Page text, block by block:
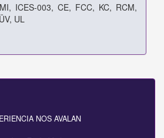
ICES-003, CE, FCC, KC, RCM,
UL
NOS AVALAN